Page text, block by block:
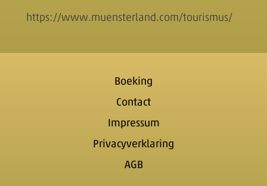
https://www.muensterland.com/tourismus/
Boeking
Contact
Impressum
Privacyverklaring
AGB